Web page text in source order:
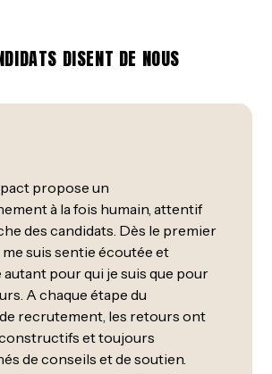
DISENT DE NOUS
propose un
à la fois humain, attentif
des candidats. Dès le premier
me suis sentie écoutée et
pour qui je suis que pour
A chaque étape du
recrutement, les retours ont
et toujours
de conseils et de soutien.